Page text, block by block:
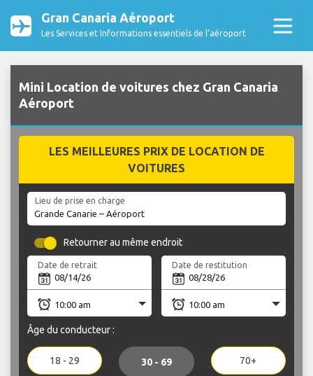
Gran Canaria Aéroport
Les Services et Informations essentiels de l’aéroport
Mini Location de voitures chez Gran Canaria
Aéroport
LES MEILLEURES PRIX DE LOCATION DE
VOITURES
Lieu de prise en charge
Retourner au même endroit
Date de retrait Date de restitution
Âge du conducteur :
18 - 29 30 - 69 70+